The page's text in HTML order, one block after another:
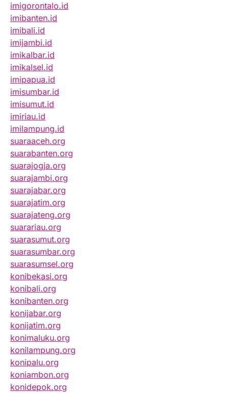
imigorontalo.id
imibanten.id
imibali.id
imijambi.id
imikalbar.id
imikalsel.id
imipapua.id
imisumbar.id
imisumut.id
imiriau.id
imilampung.id
suaraaceh.org
suarabanten.org
suarajogja.org
suarajambi.org
suarajabar.org
suarajatim.org
suarajateng.org
suarariau.org
suarasumut.org
suarasumbar.org
suarasumsel.org
konibekasi.org
konibali.org
konibanten.org
konijabar.org
konijatim.org
konimaluku.org
konilampung.org
konipalu.org
koniambon.org
konidepok.org